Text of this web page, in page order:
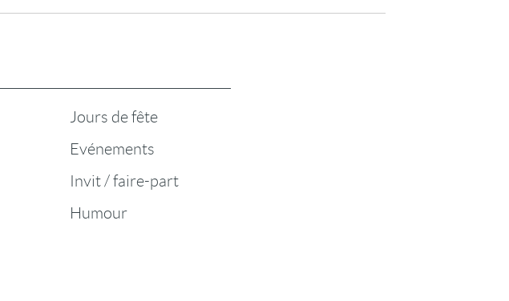
Jours de fête
Evénements
Invit / faire-part
Humour